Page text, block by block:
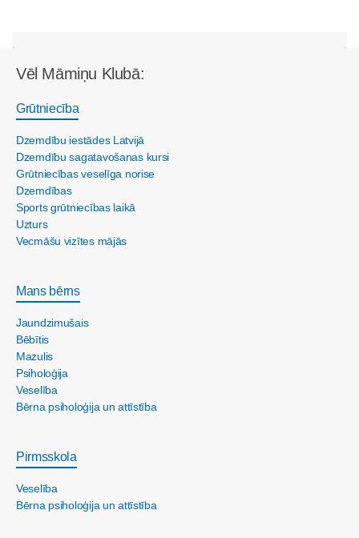
Vēl Māmiņu Klubā:
Grūtniecība
Dzemdību iestādes Latvijā
Dzemdību sagatavošanas kursi
Grūtniecības veselīga norise
Dzemdības
Sports grūtniecības laikā
Uzturs
Vecmāšu vizītes mājās
Mans bērns
Jaundzimušais
Bēbītis
Mazulis
Psiholoģija
Veselība
Bērna psiholoģija un attīstība
Pirmsskola
Veselība
Bērna psiholoģija un attīstība